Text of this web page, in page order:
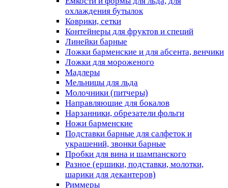
охлаждения бутылок
Коврики, сетки
Контейнеры для фруктов и специй
Линейки барные
Ложки барменские и для абсента, венчики
Ложки для мороженого
Мадлеры
Мельницы для льда
Молочники (питчеры)
Направляющие для бокалов
Нарзанники, обрезатели фольги
Ножи барменские
Подставки барные для салфеток и
украшений, звонки барные
Пробки для вина и шампанского
Разное (ершики, подставки, молотки,
шарики для декантеров)
Риммеры